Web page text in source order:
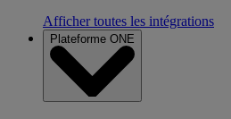
Afficher toutes les intégrations
Plateforme ONE